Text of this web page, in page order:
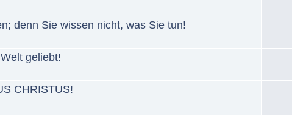
denn Sie wissen nicht, was Sie tun!
geliebt!
CHRISTUS!